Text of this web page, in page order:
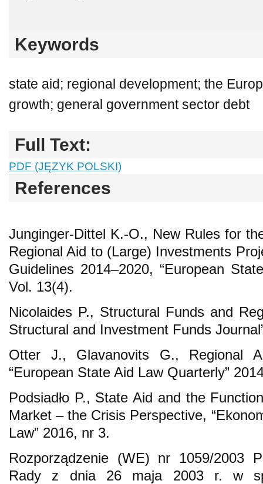
Keywords
state aid; regional development; the
growth; general government sector debt
Full Text:
PDF (JĘZYK POLSKI)
References
Junginger-Dittel K.-O., New Rules for
Regional Aid to (Large) Investments
Guidelines 2014–2020, “European
Vol. 13(4).
Nicolaides P., Structural Funds and
Structural and Investment Funds
Otter J., Glavanovits G., Regional
“European State Aid Law Quarterly”
Podsiadło P., State Aid and the
Market – the Crisis Perspective,
Law” 2016, nr 3.
Rozporządzenie (WE) nr 1059/2003
Rady z dnia 26 maja 2003 r. w